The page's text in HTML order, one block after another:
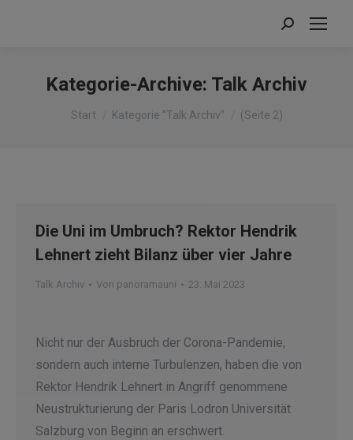
Search:
Kategorie-Archive: Talk Archiv
Sie befinden sich hier:
Start Kategorie "Talk Archiv" (Seite 2)
Die Uni im Umbruch? Rektor Hendrik
Lehnert zieht Bilanz über vier Jahre
Talk Archiv Von panoramauni 23. Mai 2023
Nicht nur der Ausbruch der Corona-Pandemie,
sondern auch interne Turbulenzen, haben die von
Rektor Hendrik Lehnert in Angriff genommene
Neustrukturierung der Paris Lodron Universität
Salzburg von Beginn an erschwert.